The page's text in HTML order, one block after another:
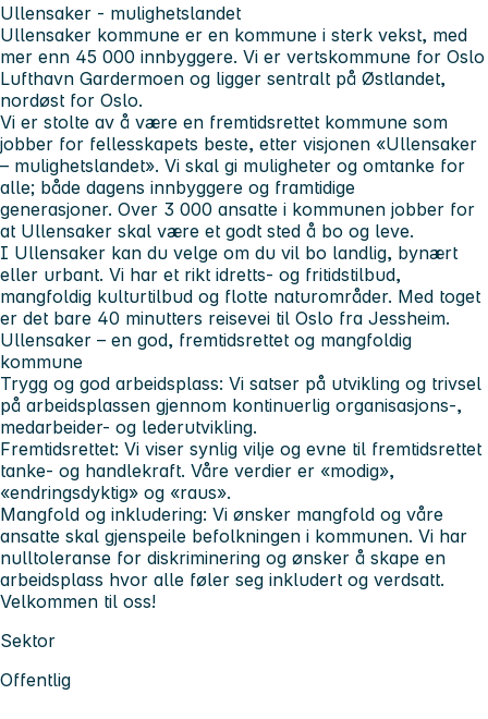
Ullensaker - mulighetslandet
Ullensaker kommune er en kommune i sterk vekst, med
mer enn 45 000 innbyggere. Vi er vertskommune for Oslo
Lufthavn Gardermoen og ligger sentralt på Østlandet,
nordøst for Oslo.
Vi er stolte av å være en fremtidsrettet kommune som
jobber for fellesskapets beste, etter visjonen «Ullensaker
– mulighetslandet». Vi skal gi muligheter og omtanke for
alle; både dagens innbyggere og framtidige
generasjoner. Over 3 000 ansatte i kommunen jobber for
at Ullensaker skal være et godt sted å bo og leve.
I Ullensaker kan du velge om du vil bo landlig, bynært
eller urbant. Vi har et rikt idretts- og fritidstilbud,
mangfoldig kulturtilbud og flotte naturområder. Med toget
er det bare 40 minutters reisevei til Oslo fra Jessheim.
Ullensaker – en god, fremtidsrettet og mangfoldig
kommune
Trygg og god arbeidsplass: Vi satser på utvikling og trivsel
på arbeidsplassen gjennom kontinuerlig organisasjons-,
medarbeider- og lederutvikling.
Fremtidsrettet: Vi viser synlig vilje og evne til fremtidsrettet
tanke- og handlekraft. Våre verdier er «modig»,
«endringsdyktig» og «raus».
Mangfold og inkludering: Vi ønsker mangfold og våre
ansatte skal gjenspeile befolkningen i kommunen. Vi har
nulltoleranse for diskriminering og ønsker å skape en
arbeidsplass hvor alle føler seg inkludert og verdsatt.
Velkommen til oss!
Sektor
Offentlig